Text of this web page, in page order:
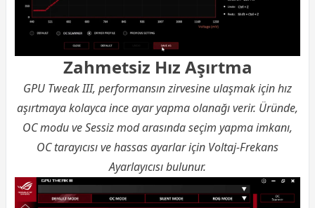
Zahmetsiz Hız Aşırtma
GPU Tweak III, performansın zirvesine ulaşmak için hız
aşırtmaya kolayca ince ayar yapma olanağı verir. Üründe,
OC modu ve Sessiz mod arasında seçim yapma imkanı,
OC tarayıcısı ve hassas ayarlar için Voltaj-Frekans
Ayarlayıcısı bulunur.